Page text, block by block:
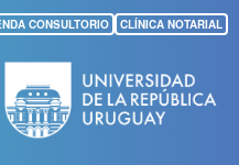
principal
CONSULTORIO CLÍNICA NOTARIAL